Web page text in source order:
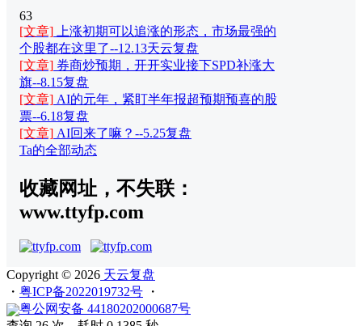
63
[文章] 上涨初期可以追涨的形态，市场最强的
个股都在这里了--12.13天云复盘
[文章] 券商炒预期，开开实业接下SPD补涨大
旗--8.15复盘
[文章] AI的元年，紧盯半年报超预期预喜的股
票--6.18复盘
[文章] AI回来了嘛？--5.25复盘
Ta的全部动态
收藏网址，不失联：
www.ttyfp.com
Copyright © 2026 天云复盘
・ 粤ICP备2022019732号
・
粤公网安备 44180202000687号